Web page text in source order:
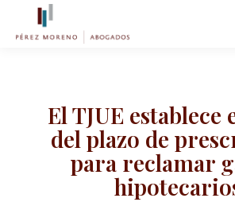
El TJUE
del plazo de
para reclamar